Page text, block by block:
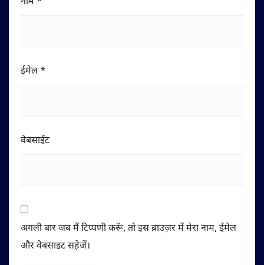
ईमेल *
वेबसाईट
अगली बार जब मैं टिप्पणी करूँ, तो इस ब्राउज़र में मेरा नाम, ईमेल
और वेबसाइट सहेजें।